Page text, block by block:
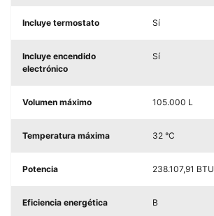
Incluye termostato Sí
Incluye encendido
electrónico
Sí
Volumen máximo 105.000 L
Temperatura máxima 32 °C
Potencia 238.107,91 BTU
Eficiencia energética B